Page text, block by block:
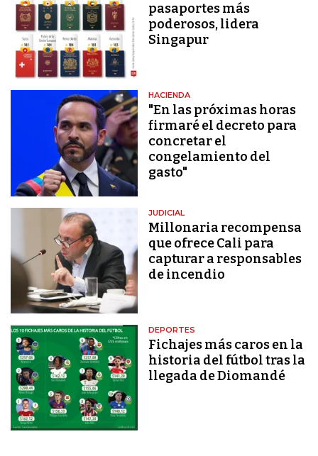
pasaportes más
poderosos, lidera
Singapur
HACIENDA
"En las próximas horas
firmaré el decreto para
concretar el
congelamiento del
gasto"
JUDICIAL
Millonaria recompensa
que ofrece Cali para
capturar a responsables
de incendio
DEPORTES
Fichajes más caros en la
historia del fútbol tras la
llegada de Diomandé